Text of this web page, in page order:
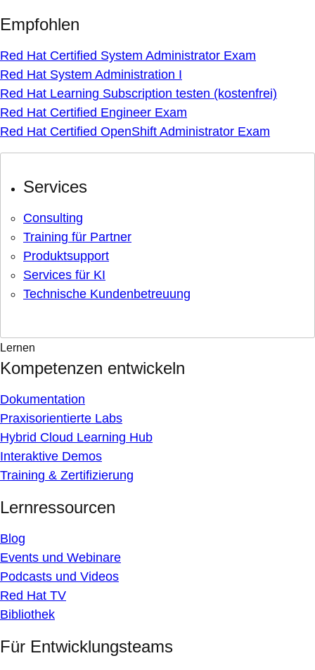
Empfohlen
Red Hat Certified System Administrator Exam
Red Hat System Administration I
Red Hat Learning Subscription testen (kostenfrei)
Red Hat Certified Engineer Exam
Red Hat Certified OpenShift Administrator Exam
Services
Consulting
Training für Partner
Produktsupport
Services für KI
Technische Kundenbetreuung
Lernen
Kompetenzen entwickeln
Dokumentation
Praxisorientierte Labs
Hybrid Cloud Learning Hub
Interaktive Demos
Training & Zertifizierung
Lernressourcen
Blog
Events und Webinare
Podcasts und Videos
Red Hat TV
Bibliothek
Für Entwicklungsteams